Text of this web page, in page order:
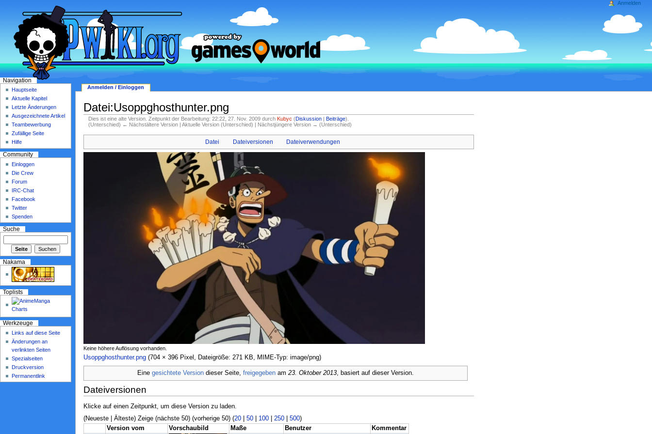
Datei:Usoppghosthunter.png
Dies ist eine alte Version. Zeitpunkt der Bearbeitung: 22:22, 27. Nov. 2009 durch Kubyc (Diskussion Beiträge)
(Unterschied) ← Nächstältere Version | Aktuelle Version (Unterschied) | Nächstjüngere Version → (Unterschied)
Datei Dateiversionen Dateiverwendungen
Keine höhere Auflösung vorhanden.
Usoppghosthunter.png‎ (704 × 396 Pixel, Dateigröße: 271 KB, MIME-Typ: image/png)
Eine gesichtete Versiondieser Seite, freigegebenam 23. Oktober 2013, basiert auf dieser Version.
Dateiversionen
Klicke auf einen Zeitpunkt, um diese Version zu laden.
(Neueste | Älteste) Zeige (nächste 50) (vorherige 50) (20| 50| 100| 250| 500)
Version vom
Vorschaubild Maße Benutzer Kommentar
Anmelden / Einloggen
Anmelden
Navigation
Hauptseite
Aktuelle Kapitel
Letzte Änderungen
Ausgezeichnete Artikel
Teambewerbung
Zufällige Seite
Hilfe
Community
Einloggen
Die Crew
Forum
IRC-Chat
Facebook
Twitter
Spenden
Suche
Nakama
Toplists
Werkzeuge
Links auf diese Seite
Änderungen an
verlinkten Seiten
Spezialseiten
Druckversion
Permanentlink